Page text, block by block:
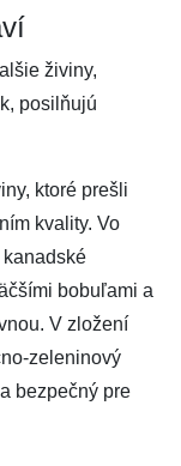
živiny,
posilňujú
ktoré prešli
kvality. Vo
bobuľami a
V zložení
zeleninový
bezpečný pre